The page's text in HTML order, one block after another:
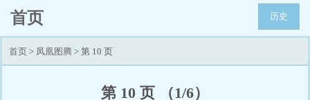
首页 历史
首页 > 凤凰图腾 > 第 10 页
第 10 页 （1/6）